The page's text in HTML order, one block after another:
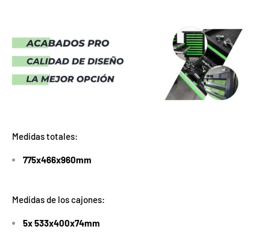
Medidas totales:
775x466x960mm
Medidas de los cajones:
5x 533x400x74mm